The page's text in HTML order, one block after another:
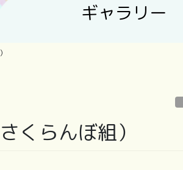
ギャラリー
くらんぼ組）